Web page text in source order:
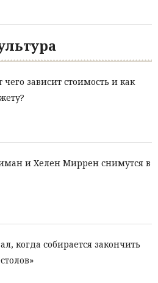
зависит стоимость и как
и Хелен Миррен снимутся в
когда собирается закончить